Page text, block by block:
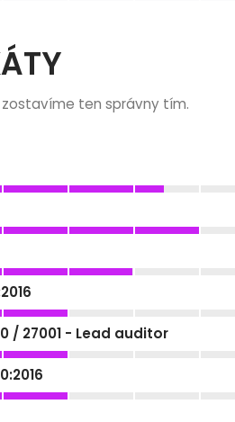
ten správny tím.
/ 27001 - Lead auditor